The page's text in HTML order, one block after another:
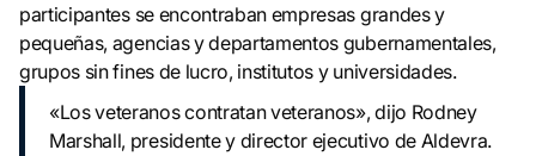
participantes se encontraban empresas grandes y
pequeñas, agencias y departamentos gubernamentales,
grupos sin fines de lucro, institutos y universidades.
«Los veteranos contratan veteranos», dijo Rodney
Marshall, presidente y director ejecutivo de Aldevra.